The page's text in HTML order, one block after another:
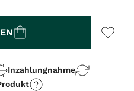
Inzahlungnahme